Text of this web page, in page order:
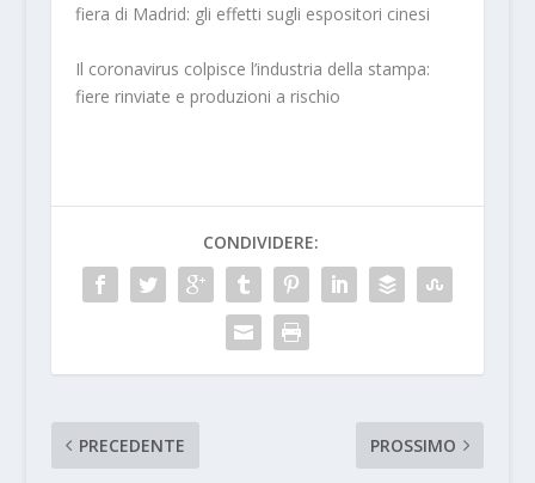
fiera di Madrid: gli effetti sugli espositori cinesi
Il coronavirus colpisce l’industria della stampa:
fiere rinviate e produzioni a rischio
CONDIVIDERE:
PRECEDENTE PROSSIMO